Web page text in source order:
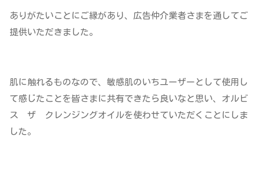
ありがたいことにご縁があり、広告仲介業者さまを通してご
提供いただきました。
肌に触れるものなので、敏感肌のいちユーザーとして使用し
て感じたことを皆さまに共有できたら良いなと思い、オルビ
ス ザ クレンジングオイルを使わせていただくことにしま
した。